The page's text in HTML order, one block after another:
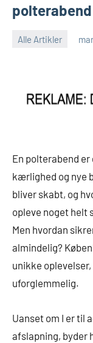
Alle Artikler
En polterabend
kærlighed og nye
bliver skabt, og
opleve noget
Men hvordan
almindelig?
unikke
uforglemmelig.
Uanset om I er til
afslapning, byder